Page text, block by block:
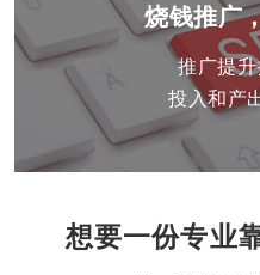
烧钱推广
推广提
投入和产
想要一份专业